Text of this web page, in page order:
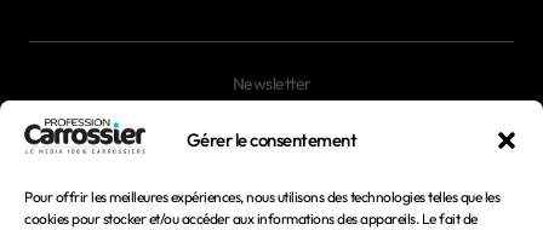
Gérer le consentement
Pour offrir les meilleures expériences, nous utilisons des technologies telles que les
cookies pour stocker et/ou accéder aux informations des appareils. Le fait de
Newsletter
Mentions légales